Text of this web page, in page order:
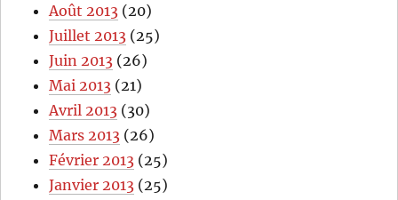
Août 2013 (20)
Juillet 2013 (25)
Juin 2013 (26)
Mai 2013 (21)
Avril 2013 (30)
Mars 2013 (26)
Février 2013 (25)
Janvier 2013 (25)